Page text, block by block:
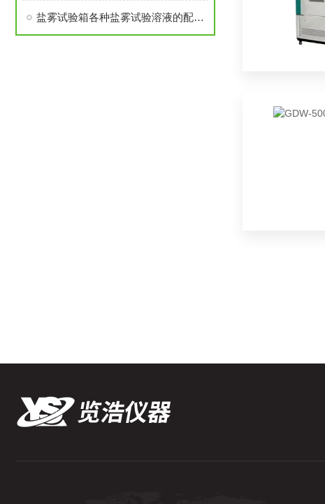
盐雾试验箱各种盐雾试验溶液的配置方法